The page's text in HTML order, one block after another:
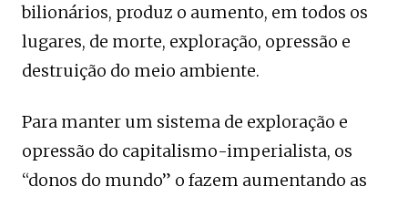
bilionários, produz o aumento, em todos os
lugares, de morte, exploração, opressão e
destruição do meio ambiente.
Para manter um sistema de exploração e
opressão do capitalismo-imperialista, os
“donos do mundo” o fazem aumentando as